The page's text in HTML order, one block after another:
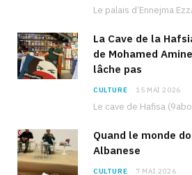
La Cave de la
de Mohamed
lâche pas
CULTURE 15 MAI 2026
Quand le monde
Albanese
CULTURE 7 MAI 2026